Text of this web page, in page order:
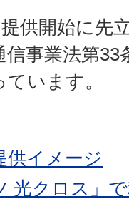
供開始に先
事業法第
います。
供イメージ
光クロス」